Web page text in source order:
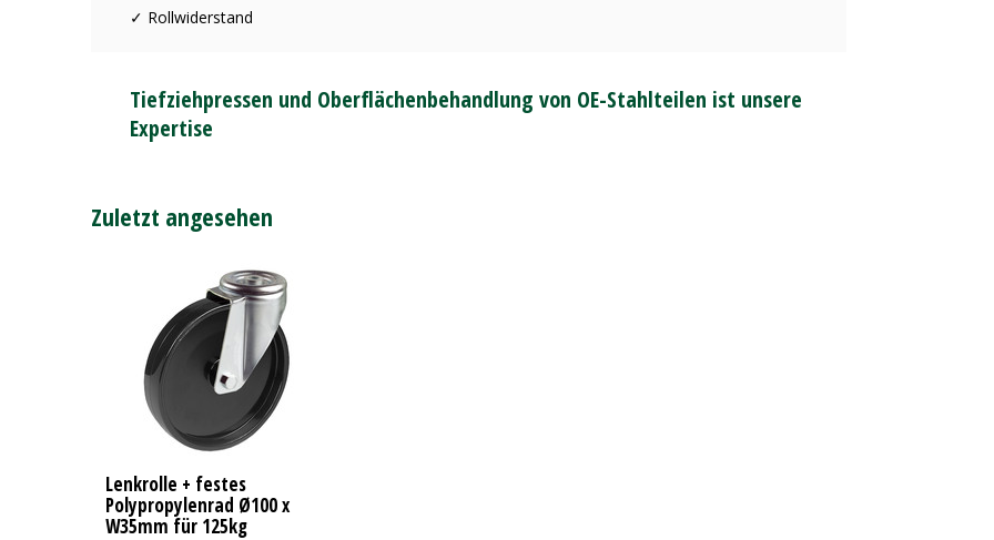
✓ Rollwiderstand
Tiefziehpressen und Oberflächenbehandlung von OE-Stahlteilen ist unsere
Expertise
Zuletzt angesehen
Lenkrolle + festes
Polypropylenrad Ø100 x
W35mm für 125kg